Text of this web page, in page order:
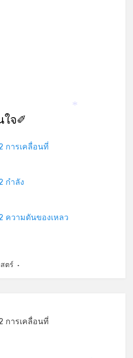
ใจ✐
การเคลื่อนที่
กำลัง
ความดันของเหลว
ตร์
การเคลื่อนที่